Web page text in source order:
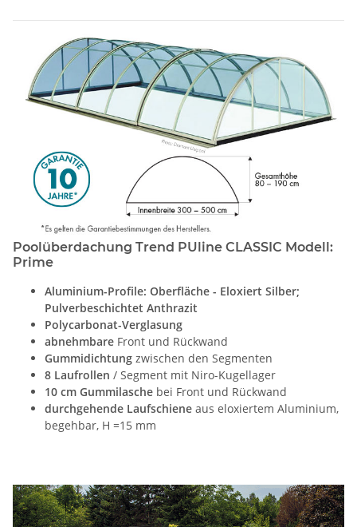
Poolüberdachung Trend PUline CLASSIC Modell:
Prime
Aluminium-Profile: Oberfläche - Eloxiert Silber;
Pulverbeschichtet Anthrazit
Polycarbonat-Verglasung
abnehmbare Front und Rückwand
Gummidichtung zwischen den Segmenten
8 Laufrollen / Segment mit Niro-Kugellager
10 cm Gummilasche bei Front und Rückwand
durchgehende Laufschiene aus eloxiertem Aluminium,
begehbar, H =15 mm